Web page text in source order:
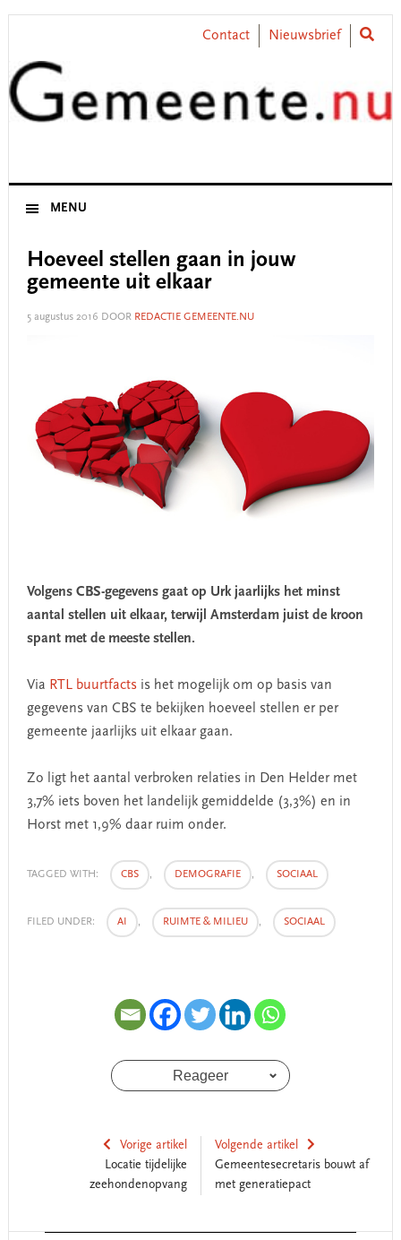
Skip
primary
navigation
Skip
content
Skip
primary
sidebar
Skip
footer
Contact Nieuwsbrief
MENU
Hoeveel stellen gaan in jouw
gemeente uit elkaar
5 augustus 2016 DOOR REDACTIE GEMEENTE.NU
Volgens CBS-gegevens gaat op Urk jaarlijks het minst
aantal stellen uit elkaar, terwijl Amsterdam juist de kroon
spant met de meeste stellen.
Via RTL buurtfacts is het mogelijk om op basis van
gegevens van CBS te bekijken hoeveel stellen er per
gemeente jaarlijks uit elkaar gaan.
Zo ligt het aantal verbroken relaties in Den Helder met
3,7% iets boven het landelijk gemiddelde (3,3%) en in
Horst met 1,9% daar ruim onder.
TAGGED WITH: CBS , DEMOGRAFIE , SOCIAAL
FILED UNDER: AI , RUIMTE & MILIEU , SOCIAAL
Reageer
Vorige artikel
Locatie tijdelijke
zeehondenopvang
Volgende artikel
Gemeentesecretaris bouwt af
met generatiepact